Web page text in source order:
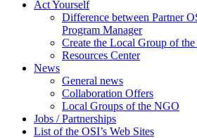
Act Yourself
Difference between Partner
Program Manager
Create the Local Group of
Resources Center
News
General news
Collaboration Offers
Local Groups of the NGO
Jobs / Partnerships
List of the OSI’s Web Sites